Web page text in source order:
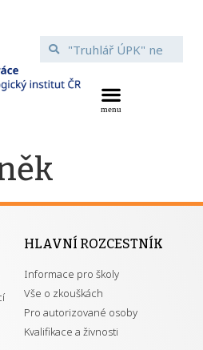
HLAVNÍ ROZCESTNÍK
Informace pro školy
Vše o zkouškách
Pro autorizované osoby
Kvalifikace a živnosti